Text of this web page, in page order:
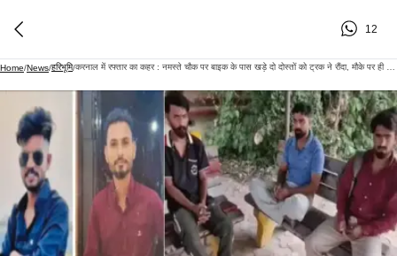
12
Home/News/हरिभूमि/